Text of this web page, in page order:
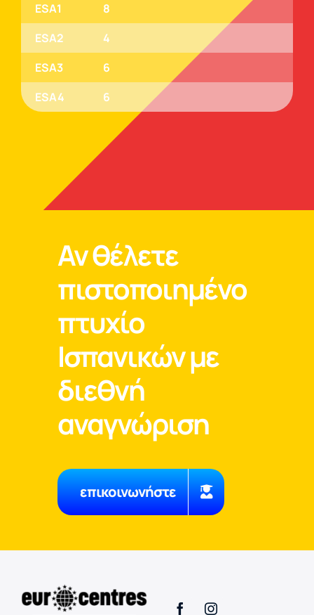
ESA1
8
ESA2
4
ESA3
6
ESA4
6
Αν θέλετε
πιστοποιημένο
πτυχίο
Ισπανικών με
διεθνή
αναγνώριση
επικοινωνήστε